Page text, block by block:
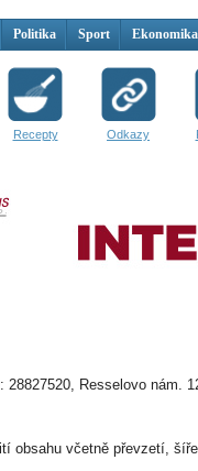
Politika Sport Ekonomika
Recepty Odkazy
28827520, Resselovo nám.
obsahu včetně převzetí,